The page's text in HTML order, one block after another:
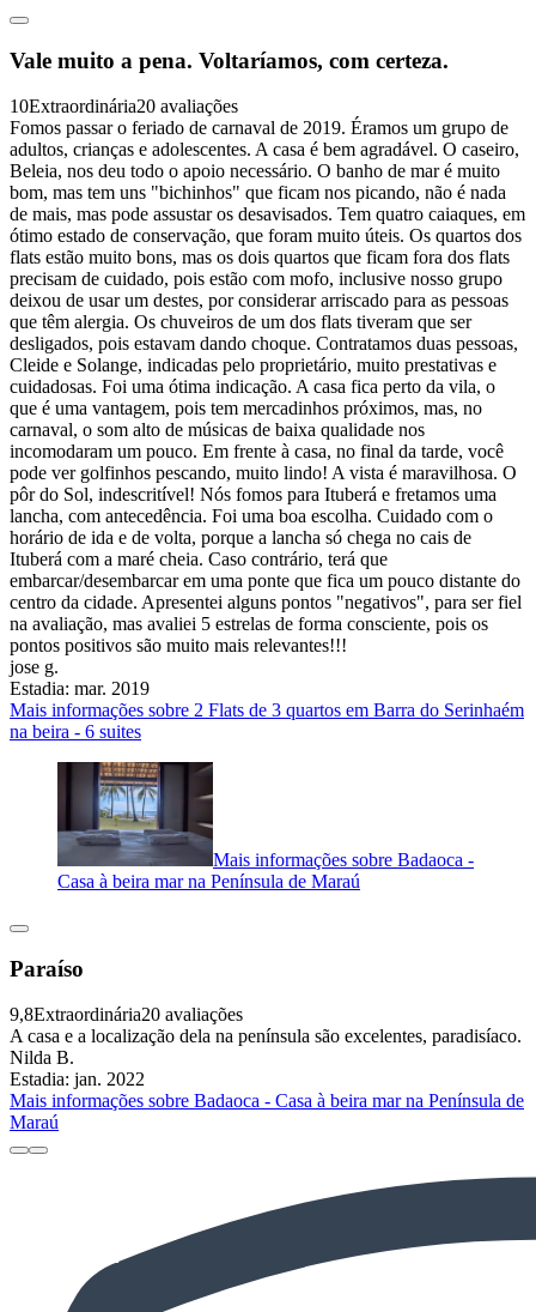
Vale muito a pena. Voltaríamos, com certeza.
10Extraordinária20 avaliações
Fomos passar o feriado de carnaval de 2019. Éramos um grupo de
adultos, crianças e adolescentes. A casa é bem agradável. O caseiro,
Beleia, nos deu todo o apoio necessário. O banho de mar é muito
bom, mas tem uns "bichinhos" que ficam nos picando, não é nada
de mais, mas pode assustar os desavisados. Tem quatro caiaques, em
ótimo estado de conservação, que foram muito úteis. Os quartos dos
flats estão muito bons, mas os dois quartos que ficam fora dos flats
precisam de cuidado, pois estão com mofo, inclusive nosso grupo
deixou de usar um destes, por considerar arriscado para as pessoas
que têm alergia. Os chuveiros de um dos flats tiveram que ser
desligados, pois estavam dando choque. Contratamos duas pessoas,
Cleide e Solange, indicadas pelo proprietário, muito prestativas e
cuidadosas. Foi uma ótima indicação. A casa fica perto da vila, o
que é uma vantagem, pois tem mercadinhos próximos, mas, no
carnaval, o som alto de músicas de baixa qualidade nos
incomodaram um pouco. Em frente à casa, no final da tarde, você
pode ver golfinhos pescando, muito lindo! A vista é maravilhosa. O
pôr do Sol, indescritível! Nós fomos para Ituberá e fretamos uma
lancha, com antecedência. Foi uma boa escolha. Cuidado com o
horário de ida e de volta, porque a lancha só chega no cais de
Ituberá com a maré cheia. Caso contrário, terá que
embarcar/desembarcar em uma ponte que fica um pouco distante do
centro da cidade. Apresentei alguns pontos "negativos", para ser fiel
na avaliação, mas avaliei 5 estrelas de forma consciente, pois os
pontos positivos são muito mais relevantes!!!
jose g.
Estadia: mar. 2019
Mais informações sobre 2 Flats de 3 quartos em Barra do Serinhaém
na beira - 6 suites
Mais informações sobre Badaoca -
Casa à beira mar na Península de Maraú
Paraíso
9,8Extraordinária20 avaliações
A casa e a localização dela na península são excelentes, paradisíaco.
Nilda B.
Estadia: jan. 2022
Mais informações sobre Badaoca - Casa à beira mar na Península de
Maraú